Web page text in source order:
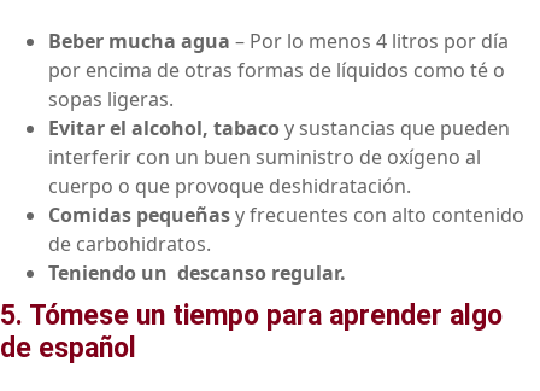
Beber mucha agua – Por lo menos 4 litros por día
por encima de otras formas de líquidos como té o
sopas ligeras.
Evitar el alcohol, tabacoy sustancias que pueden
interferir con un buen suministro de oxígeno al
cuerpo o que provoque deshidratación.
Comidas pequeñasy frecuentes con alto contenido
de carbohidratos.
Teniendo un descanso regular.
5. Tómese un tiempo para aprender algo
de español